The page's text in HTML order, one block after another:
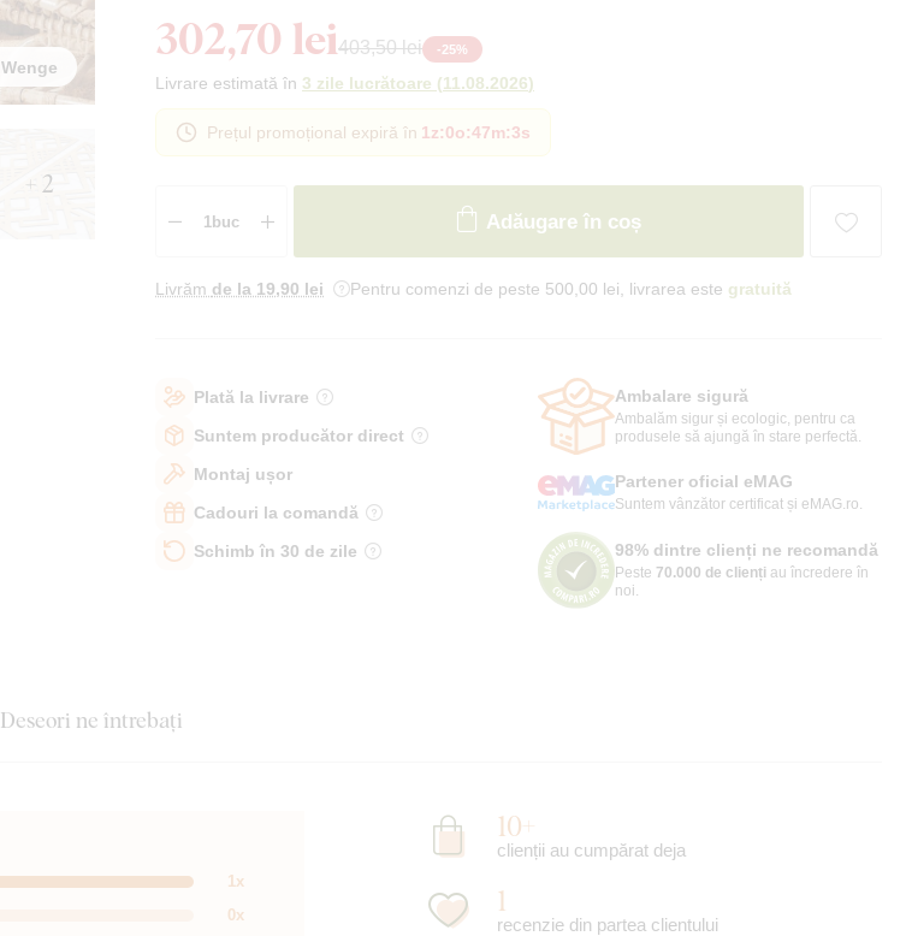
Wenge
+ 2
302,70 lei403,50 lei -25%
Livrare estimată în 3 zile lucrătoare (11.08.2026)
Prețul promoțional expiră în 1z:0o:47m:2s
Adăugare în coș
Livrăm de la 19,90 lei Pentru comenzi de peste 500,00 lei, livrarea este gratuită
Plată la livrare
Suntem producător direct
Montaj ușor
Cadouri la comandă
Schimb în 30 de zile
Ambalare sigură
Ambalăm sigur și ecologic, pentru ca
produsele să ajungă în stare perfectă.
Partener oficial eMAG
Suntem vânzător certificat și eMAG.ro.
98% dintre clienți ne recomandă
Peste 70.000 de clienți au încredere în
noi.
Deseori ne întrebați
0x
1x
10+
clienții au cumpărat deja
1
recenzie din partea clientului